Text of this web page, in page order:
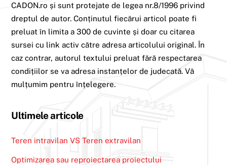
CADON.ro și sunt protejate de legea nr.8/1996 privind
dreptul de autor. Conținutul fiecărui articol poate fi
preluat în limita a 300 de cuvinte și doar cu citarea
sursei cu link activ către adresa articolului original. În
caz contrar, autorul textului preluat fără respectarea
condițiilor se va adresa instanțelor de judecată. Vă
mulțumim pentru înțelegere.
Ultimele articole
Teren intravilan VS Teren extravilan
Optimizarea sau reproiectarea proiectului